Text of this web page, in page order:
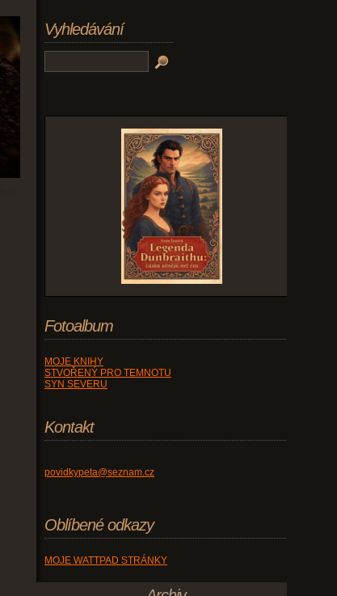
Vyhledávání
Fotoalbum
MOJE KNIHY
STVOŘENÝ PRO TEMNOTU
SYN SEVERU
Kontakt
povidkypeta@seznam.cz
Oblíbené odkazy
MOJE WATTPAD STRÁNKY